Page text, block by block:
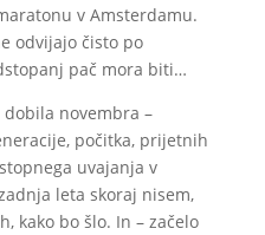
v Amsterdamu.
odvijajo čisto po
pač mora biti…
novembra –
počitka, prijetnih
uvajanja v
leta skoraj nisem,
kako bo šlo. In – začelo